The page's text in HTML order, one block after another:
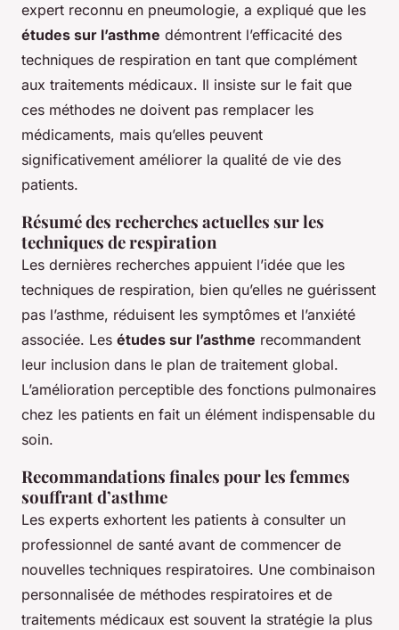
expert reconnu en pneumologie, a expliqué que les
études sur l’asthme démontrent l’efficacité des
techniques de respiration en tant que complément
aux traitements médicaux. Il insiste sur le fait que
ces méthodes ne doivent pas remplacer les
médicaments, mais qu’elles peuvent
significativement améliorer la qualité de vie des
patients.
Résumé des recherches actuelles sur les
techniques de respiration
Les dernières recherches appuient l’idée que les
techniques de respiration, bien qu’elles ne guérissent
pas l’asthme, réduisent les symptômes et l’anxiété
associée. Les études sur l’asthme recommandent
leur inclusion dans le plan de traitement global.
L’amélioration perceptible des fonctions pulmonaires
chez les patients en fait un élément indispensable du
soin.
Recommandations finales pour les femmes
souffrant d’asthme
Les experts exhortent les patients à consulter un
professionnel de santé avant de commencer de
nouvelles techniques respiratoires. Une combinaison
personnalisée de méthodes respiratoires et de
traitements médicaux est souvent la stratégie la plus